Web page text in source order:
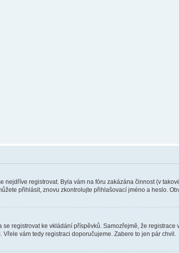
nejdříve registrovat. Byla vám na fóru zakázána činnost (v
přihlásit, znovu zkontrolujte přihlašovací jméno a heslo.
registrovat ke vkládání příspěvků. Samozřejmě, že
vám tedy registraci doporučujeme. Zabere to jen pár chvil.